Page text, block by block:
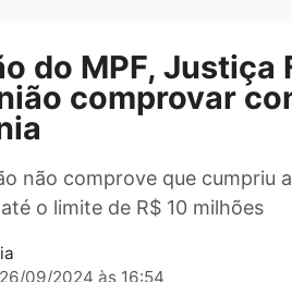
do MPF,
não comprove que
até o limite de R$ 10